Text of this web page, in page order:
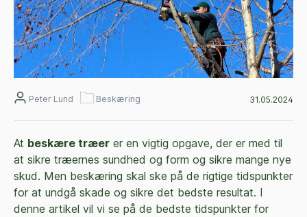
Peter Lund Beskæring 31.05.2024
At beskære træer er en vigtig opgave, der er med til
at sikre træernes sundhed og form og sikre mange nye
skud. Men beskæring skal ske på de rigtige tidspunkter
for at undgå skade og sikre det bedste resultat. I
denne artikel vil vi se på de bedste tidspunkter for